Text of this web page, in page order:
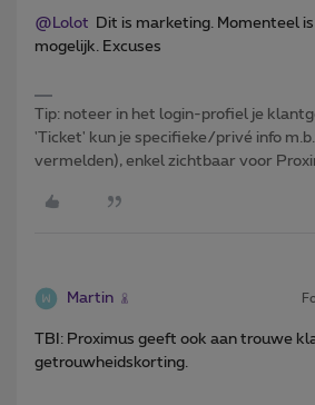
@Lolot Dit is marketing. Momenteel
mogelijk. Excuses
Tip: noteer in het login-profiel je
'Ticket' kun je specifieke/privé info
vermelden), enkel zichtbaar voor
Martin
TBI: Proximus geeft ook aan trouwe
getrouwheidskorting.